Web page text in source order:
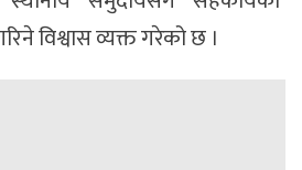
विश्वास व्यक्त गरेको छ ।